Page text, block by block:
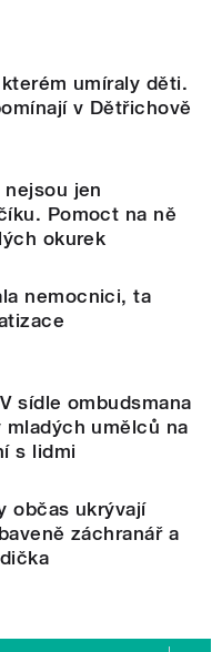
umíraly děti.
v Dětřichově
jen
Pomoct na ně
okurek
nemocnici, ta
sídle ombudsmana
umělců na
s lidmi
občas ukrývají
záchranář a